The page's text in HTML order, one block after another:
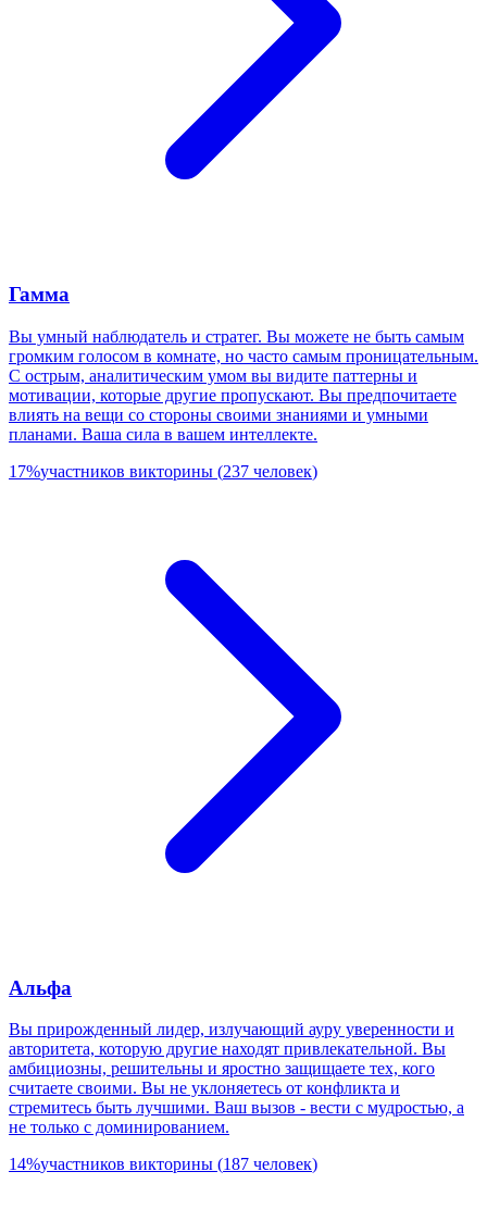
Гамма
Вы умный наблюдатель и стратег. Вы можете не быть самым
громким голосом в комнате, но часто самым проницательным.
С острым, аналитическим умом вы видите паттерны и
мотивации, которые другие пропускают. Вы предпочитаете
влиять на вещи со стороны своими знаниями и умными
планами. Ваша сила в вашем интеллекте.
17%участников викторины (237 человек)
Альфа
Вы прирожденный лидер, излучающий ауру уверенности и
авторитета, которую другие находят привлекательной. Вы
амбициозны, решительны и яростно защищаете тех, кого
считаете своими. Вы не уклоняетесь от конфликта и
стремитесь быть лучшими. Ваш вызов - вести с мудростью, а
не только с доминированием.
14%участников викторины (187 человек)